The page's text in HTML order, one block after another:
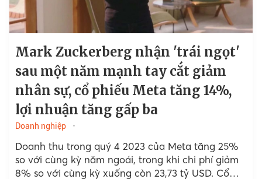
Mark Zuckerberg nhận 'trái ngọt'
sau một năm mạnh tay cắt giảm
nhân sự, cổ phiếu Meta tăng 14%,
lợi nhuận tăng gấp ba
Doanh nghiệp
Doanh thu trong quý 4 2023 của Meta tăng 25%
so với cùng kỳ năm ngoái, trong khi chi phí giảm
8% so với cùng kỳ xuống còn 23,73 tỷ USD. Cổ